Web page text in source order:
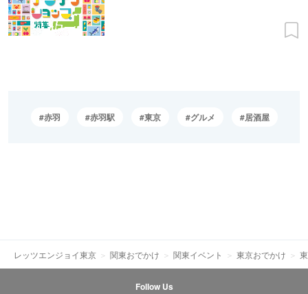
赤羽 赤羽駅 東京 グルメ 居酒屋
レッツエンジョイ東京 関東おでかけ 関東イベント 東京おでかけ
Follow Us